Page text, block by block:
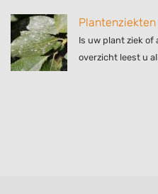
Plantenziekten
Is uw plant ziek
overzicht leest u